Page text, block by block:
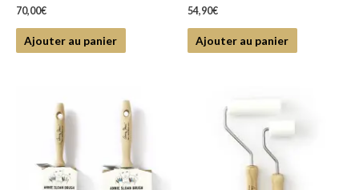
Note
0
sur
70,00€
Ajouter au panier
Note
0
sur
54,90€
Ajouter au panier